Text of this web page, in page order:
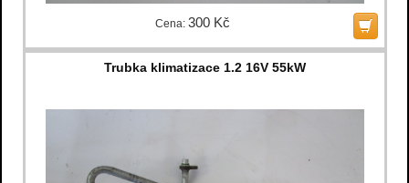
Cena: 300 Kč
Trubka klimatizace 1.2 16V 55kW